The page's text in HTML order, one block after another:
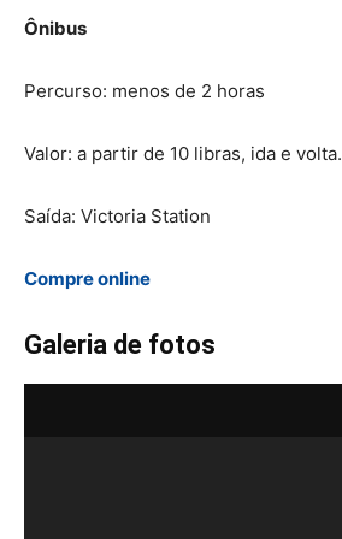
Ônibus
Percurso: menos de 2 horas
Valor: a partir de 10 libras, ida e volta.
Saída: Victoria Station
Compre online
Galeria de fotos